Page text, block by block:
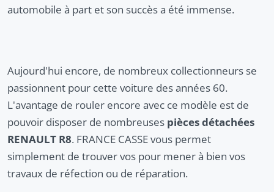
automobile à part et son succès a été immense.
Aujourd'hui encore, de nombreux collectionneurs se
passionnent pour cette voiture des années 60.
L'avantage de rouler encore avec ce modèle est de
pouvoir disposer de nombreuses pièces détachées
RENAULT R8. FRANCE CASSE vous permet
simplement de trouver vos pour mener à bien vos
travaux de réfection ou de réparation.